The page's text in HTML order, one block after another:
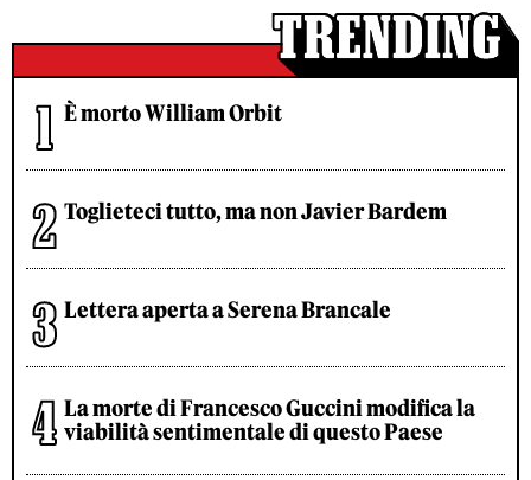
È morto William Orbit
Toglieteci tutto, ma non Javier Bardem
Lettera aperta a Serena Brancale
La morte di Francesco Guccini modifica la
viabilità sentimentale di questo Paese